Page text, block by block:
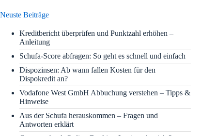
Neuste Beiträge
Kreditbericht überprüfen und Punktzahl erhöhen –
Anleitung
Schufa-Score abfragen: So geht es schnell und einfach
Dispozinsen: Ab wann fallen Kosten für den
Dispokredit an?
Vodafone West GmbH Abbuchung verstehen – Tipps &
Hinweise
Aus der Schufa herauskommen – Fragen und
Antworten erklärt